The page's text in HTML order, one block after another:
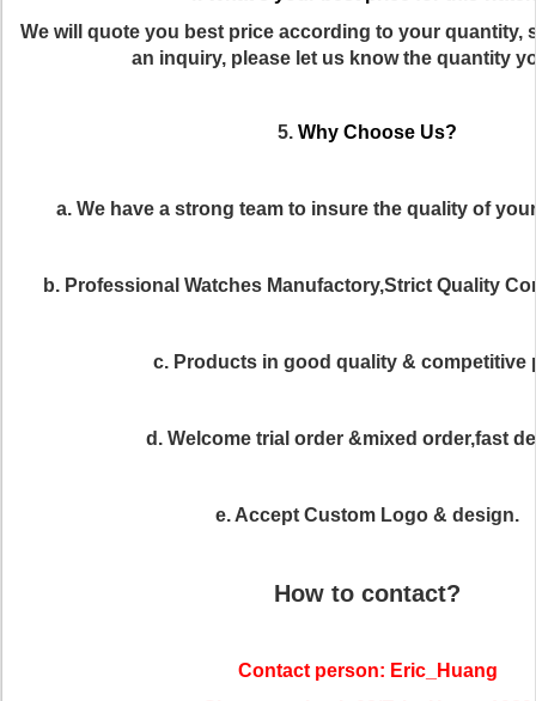
We will quote you best price according to your quantity,
an inquiry, please let us know the quantity
5. Why Choose Us?
a. We have a strong team to insure the quality of
b. Professional Watches Manufactory,Strict Quality
c. Products in good quality & competitive
d. Welcome trial order &mixed order,fast
e. Accept Custom Logo & design.
How to contact?
Contact person: Eric_Huang